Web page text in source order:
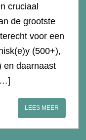
cruciaal
de grootste
voor een
(500+),
en daarnaast
LEES MEER